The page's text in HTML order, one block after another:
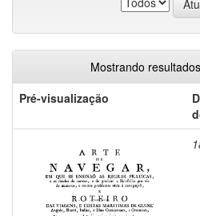
Mostrando
Pré-visualização